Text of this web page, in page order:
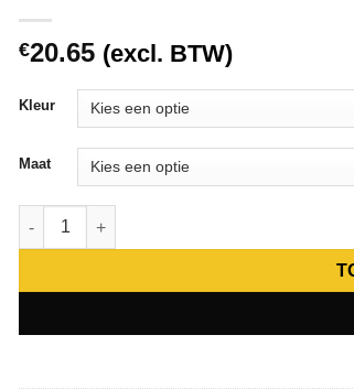
€20.65 (excl. BTW)
Kleur
Maat
Herock BRABO POLO KORTE MOUWEN